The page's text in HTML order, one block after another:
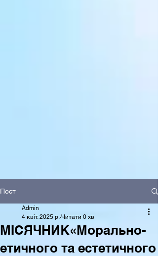
Пост
МІСЯЧНИК«Морально-
етичного та естетичного
Admin
4 квіт. 2025 р. Читати 0 хв